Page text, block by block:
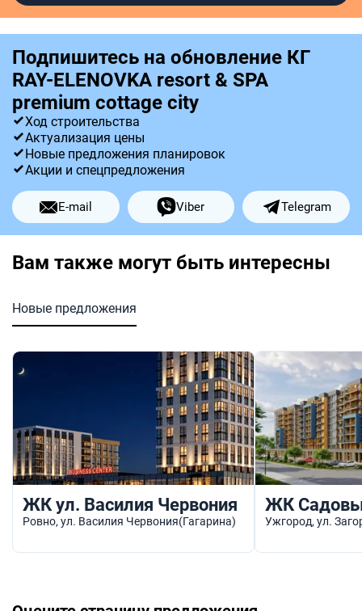
Подпишитесь на обновление КГ
RAY-ELENOVKA resort & SPA
premium cottage city
Ход строительства
Актуализация цены
Новые предложения планировок
Акции и спецпредложения
E-mail Viber Telegram
Вам также могут быть интересны
Новые предложения
ЖК ул. Василия Червония
Ровно, ул. Василия Червония(Гагарина)
ЖК
Ужгород, ул.